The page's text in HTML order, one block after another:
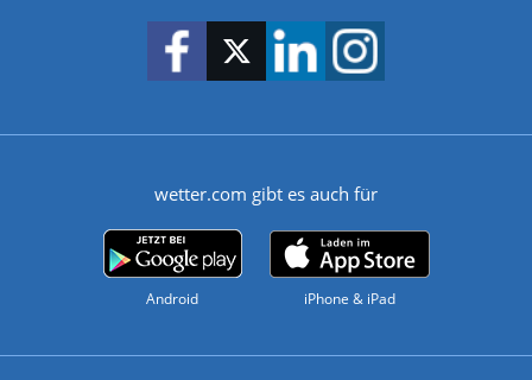
wetter.com gibt es auch für
Android iPhone & iPad